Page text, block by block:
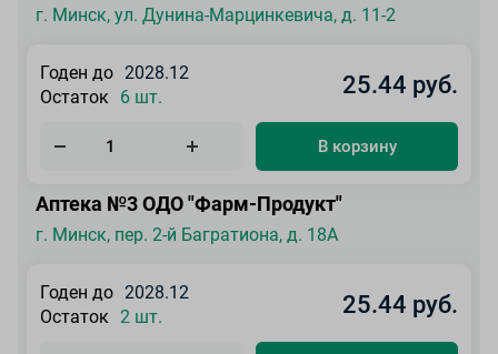
г. Минск, ул. Дунина-Марцинкевича, д. 11-2
Годен до 2028.12
Остаток
6 шт. 25.44 руб.
В корзину
Аптека №3 ОДО "Фарм-Продукт"
г. Минск, пер. 2-й Багратиона, д. 18А
Годен до 2028.12
Остаток
2 шт. 25.44 руб.